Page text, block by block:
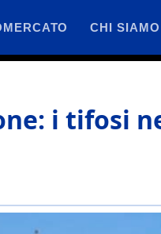
CHI SIAMO
i tifosi